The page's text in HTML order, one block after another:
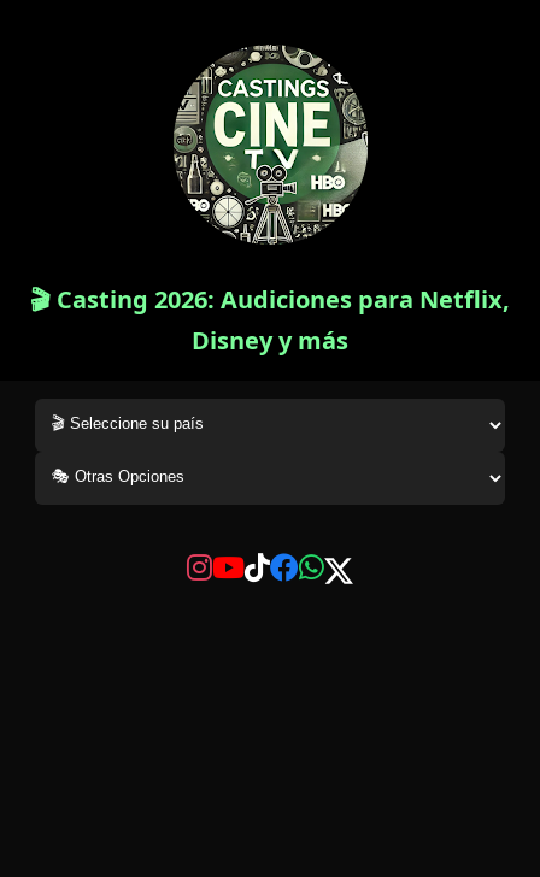
🎬 Casting 2026: Audiciones para Netflix,
Disney y más